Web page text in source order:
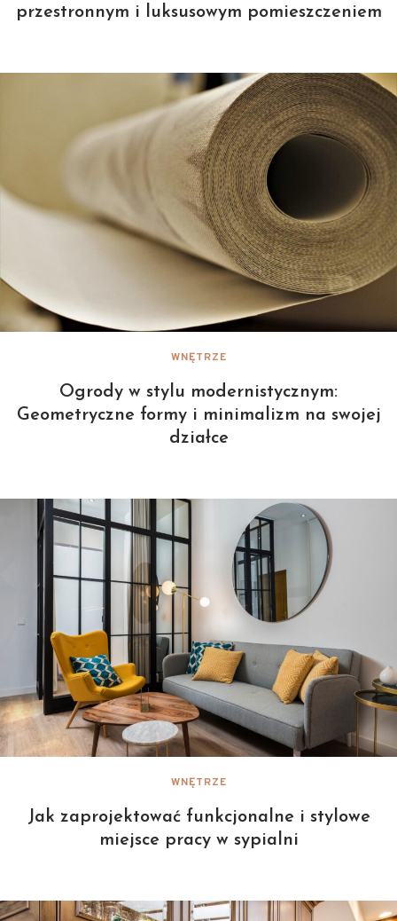
przestronnym i luksusowym pomieszczeniem
WNĘTRZE
Ogrody w stylu modernistycznym:
Geometryczne formy i minimalizm na swojej
działce
WNĘTRZE
Jak zaprojektować funkcjonalne i stylowe
miejsce pracy w sypialni